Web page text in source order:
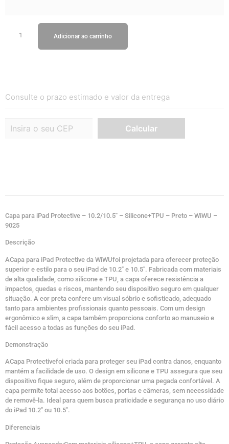
Adicionar ao carrinho
Consulte o prazo estimado e valor da entrega
Capa para iPad Protective – 10.2/10.5″ – Silicone+TPU – Preto – WiWU –
9025
Descrição
ACapa para iPad Protective da WiWUfoi projetada para oferecer proteção
superior e estilo para o seu iPad de 10.2″ e 10.5″. Fabricada com materiais
de alta qualidade, como silicone e TPU, a capa oferece resistência a
impactos, quedas e riscos, mantendo seu dispositivo seguro em qualquer
situação. A cor preta confere um visual sóbrio e sofisticado, adequado
tanto para ambientes profissionais quanto pessoais. Com um design
ergonômico e slim, a capa também proporciona conforto ao manuseio e
fácil acesso a todas as funções do seu iPad.
Demonstração
ACapa Protectivefoi criada para proteger seu iPad contra danos, enquanto
mantém a facilidade de uso. O design em silicone e TPU assegura que seu
dispositivo fique seguro, além de proporcionar uma pegada confortável. A
capa permite total acesso aos botões, portas e câmeras, sem necessidade
de removê-la. Ideal para quem busca praticidade e segurança no uso diário
do iPad 10.2″ ou 10.5″.
Diferenciais